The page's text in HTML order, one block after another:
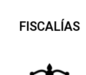
FISCALÍAS